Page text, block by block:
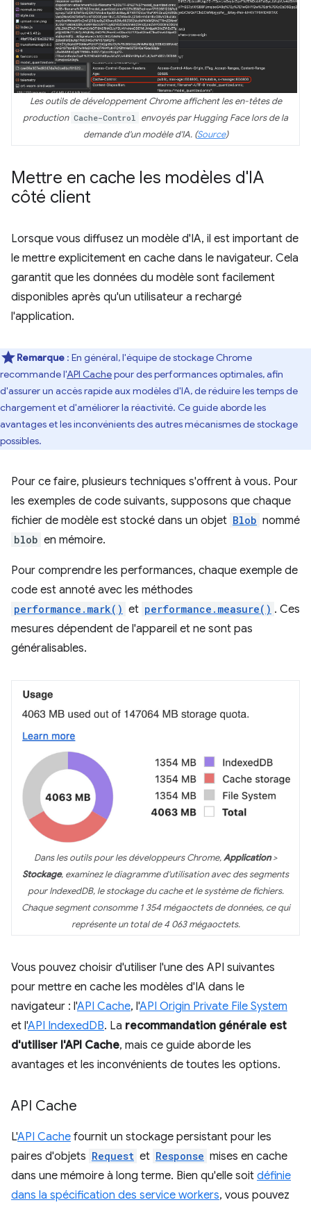
Les outils de développement Chrome affichent les en-têtes de
production Cache-Control envoyés par Hugging Face lors de la
demande d'un modèle d'IA. (Source)
Mettre en cache les modèles d'IA
côté client
Lorsque vous diffusez un modèle d'IA, il est important de
le mettre explicitement en cache dans le navigateur. Cela
garantit que les données du modèle sont facilement
disponibles après qu'un utilisateur a rechargé
l'application.
Remarque : En général, l'équipe de stockage Chrome
recommande l'API Cachepour des performances optimales, afin
d'assurer un accès rapide aux modèles d'IA, de réduire les temps de
chargement et d'améliorer la réactivité. Ce guide aborde les
avantages et les inconvénients des autres mécanismes de stockage
possibles.
Pour ce faire, plusieurs techniques s'offrent à vous. Pour
les exemples de code suivants, supposons que chaque
fichier de modèle est stocké dans un objet Blob nommé
blob en mémoire.
Pour comprendre les performances, chaque exemple de
code est annoté avec les méthodes
performance.mark() et performance.measure() . Ces
mesures dépendent de l'appareil et ne sont pas
généralisables.
Dans les outils pour les développeurs Chrome,Application>
Stockage, examinez le diagramme d'utilisation avec des segments
pour IndexedDB, le stockage du cache et le système de fichiers.
Chaque segment consomme 1 354 mégaoctets de données, ce qui
représente un total de 4 063 mégaoctets.
Vous pouvez choisir d'utiliser l'une des API suivantes
pour mettre en cache les modèles d'IA dans le
navigateur : l'API Cache, l'API Origin Private File System
et l'API IndexedDB. La recommandation générale est
d'utiliser l'API Cache, mais ce guide aborde les
avantages et les inconvénients de toutes les options.
API Cache
L'API Cache fournit un stockage persistant pour les
paires d'objets Request et Response mises en cache
dans une mémoire à long terme. Bien qu'elle soit définie
dans la spécification des service workers, vous pouvez